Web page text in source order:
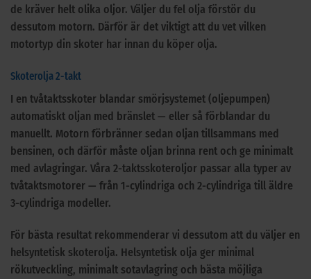
de kräver helt olika oljor. Väljer du fel olja förstör du
dessutom motorn. Därför är det viktigt att du vet vilken
motortyp din skoter har innan du köper olja.
Skoterolja 2-takt
I en tvåtaktsskoter blandar smörjsystemet (oljepumpen)
automatiskt oljan med bränslet — eller så förblandar du
manuellt. Motorn förbränner sedan oljan tillsammans med
bensinen, och därför måste oljan brinna rent och ge minimalt
med avlagringar. Våra 2-taktsskoteroljor passar alla typer av
tvåtaktsmotorer — från 1-cylindriga och 2-cylindriga till äldre
3-cylindriga modeller.
För bästa resultat rekommenderar vi dessutom att du väljer en
helsyntetisk skoterolja. Helsyntetisk olja ger minimal
rökutveckling, minimalt sotavlagring och bästa möjliga